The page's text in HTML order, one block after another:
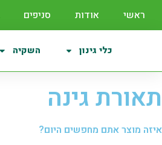
ראשי אודות סניפים
כלי גינון השקיה
תאורת גינה
איזה מוצר אתם מחפשים היום?